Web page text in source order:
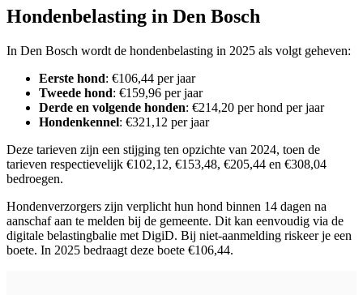
Hondenbelasting in Den Bosch
In Den Bosch wordt de hondenbelasting in 2025 als volgt geheven:
Eerste hond: €106,44 per jaar
Tweede hond: €159,96 per jaar
Derde en volgende honden: €214,20 per hond per jaar
Hondenkennel: €321,12 per jaar
Deze tarieven zijn een stijging ten opzichte van 2024, toen de
tarieven respectievelijk €102,12, €153,48, €205,44 en €308,04
bedroegen.
Hondenverzorgers zijn verplicht hun hond binnen 14 dagen na
aanschaf aan te melden bij de gemeente. Dit kan eenvoudig via de
digitale belastingbalie met DigiD. Bij niet-aanmelding riskeer je een
boete. In 2025 bedraagt deze boete €106,44.